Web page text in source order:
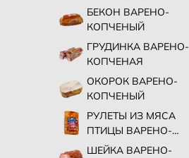
ПРОЧИЕ
БЕКОН ВАРЕНО-
КОПЧЕНЫЙ
ГРУДИНКА ВАРЕНО-
КОПЧЕНАЯ
ОКОРОК ВАРЕНО-
КОПЧЕНЫЙ
РУЛЕТЫ ИЗ МЯСА
ПТИЦЫ ВАРЕНО-
КОПЧЕНЫЕ
ШЕЙКА ВАРЕНО-